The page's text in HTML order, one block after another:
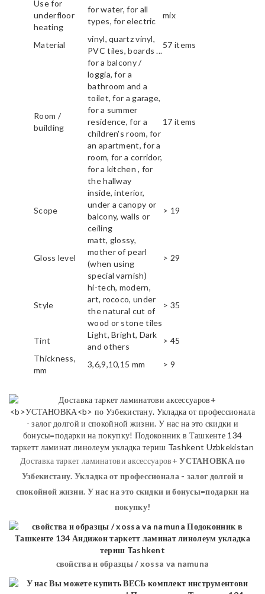
Use for
underfloor
heating
for water, for all
types, for electric
mix
Material
vinyl, quartz vinyl,
PVC tiles, boards ...
57 items
Room /
building
for a balcony /
loggia, for a
bathroom and a
toilet, for a garage,
for a summer
residence, for a
children's room, for
an apartment, for a
room, for a corridor,
for a kitchen , for
the hallway
17 items
Scope
inside, interior,
under a canopy or
balcony, walls or
ceiling
> 19
Gloss level
matt, glossy,
mother of pearl
(when using
special varnish)
> 29
Style
hi-tech, modern,
art, rococo, under
the natural cut of
wood or stone tiles
> 35
Tint
Light, Bright, Dark
and others
> 45
Thickness,
mm
3,6,9,10,15 mm > 9
Доставка таркет ламинатови аксессуаров+УСТАНОВКАпо
Узбекистану. Укладка от профессионала - залог долгой и
спокойной жизни. У нас на это скидки и бонусы=подарки на
покупку!
свойства и образцы / xossa va namuna